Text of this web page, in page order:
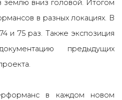
землю вниз головой. Итогом
в разных локациях. В
и 75 раз. Также экспозиция
предыдущих
в каждом новом